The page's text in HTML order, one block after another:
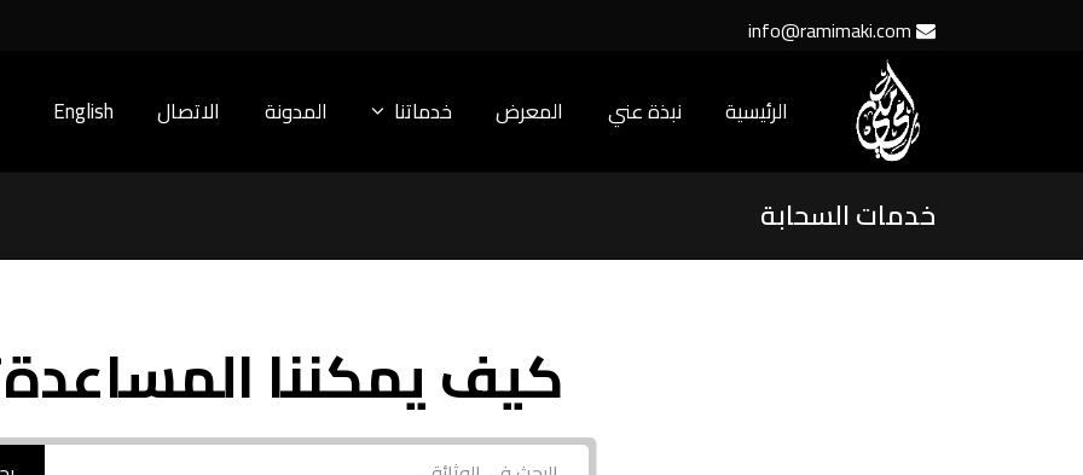
info@ramimaki.com
الرئيسية نبذة عني المعرض خدماتنا المدونة الاتصال English
خدمات السحابة
كيف يمكننا